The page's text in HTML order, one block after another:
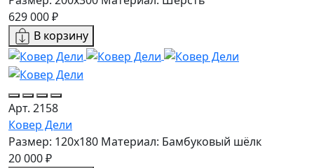
629 000 ₽
В корзину
Арт. 2158
Ковер Дели
Размер: 120x180 Материал: Бамбуковый шёлк
20 000 ₽